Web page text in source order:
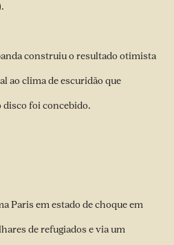
construiu o resultado otimista
ao clima de escuridão que
disco foi concebido.
Paris em estado de choque em
de refugiados e via um